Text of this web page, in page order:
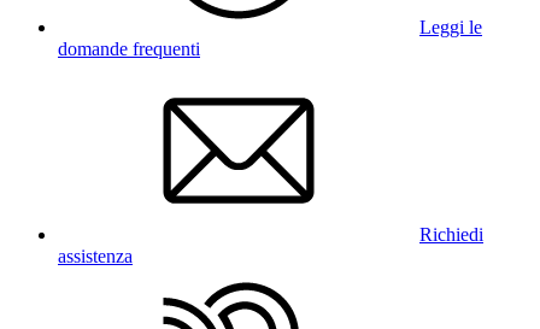
Leggi le
domande frequenti
Richiedi
assistenza